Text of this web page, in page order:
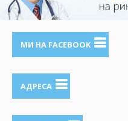
МИ НА FACEBOOK
АДРЕСА